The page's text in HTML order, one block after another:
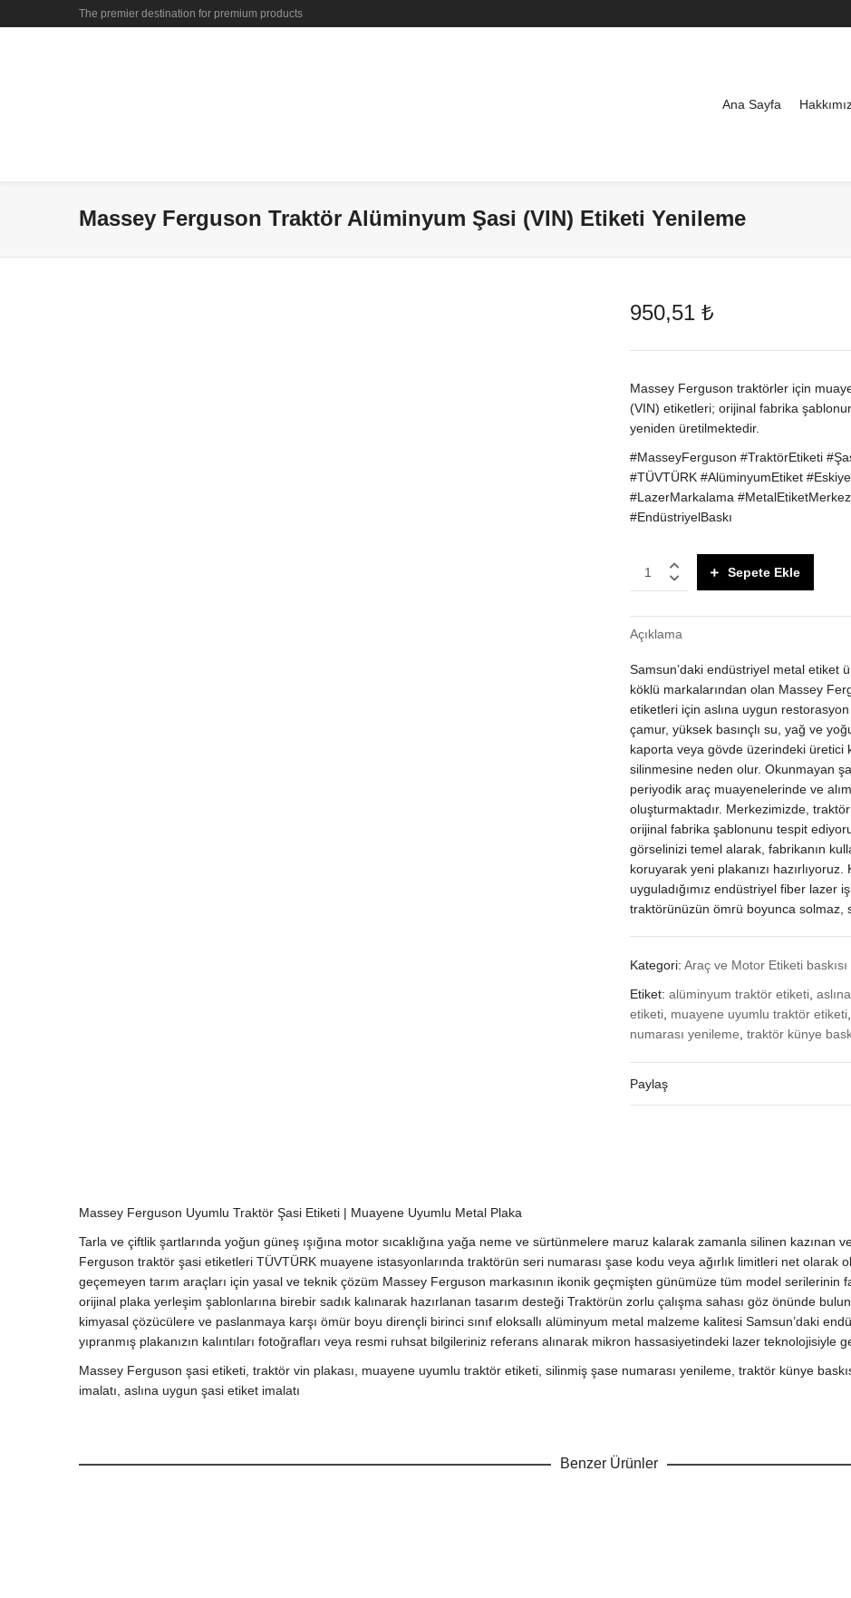
The premier destination for premium products
Ana Sayfa
Massey Ferguson Traktör Alüminyum Şasi (VIN) Etiketi Yenileme
950,51₺
Massey Ferguson traktörler için
(VIN) etiketleri; orijinal fabrika
yeniden üretilmektedir.
#MasseyFerguson #TraktörEtiketi
#TÜVTÜRK #AlüminyumEtiket
#LazerMarkalama
#EndüstriyelBaskı
Massey
Ferguson
Traktör
Şasi
|
Muayene
Uyumlu
Metal
Plaka
quantity
Sepete Ekle
Açıklama
Samsun’daki endüstriyel metal etiket
köklü markalarından olan Massey
etiketleri için aslına uygun
çamur, yüksek basınçlı su, yağ ve
kaporta veya gövde üzerindeki üretici
silinmesine neden olur. Okunmayan
periyodik araç muayenelerinde ve
oluşturmaktadır. Merkezimizde,
orijinal fabrika şablonunu tespit
görselinizi temel alarak, fabrikanın
koruyarak yeni plakanızı
uyguladığımız endüstriyel fiber lazer
traktörünüzün ömrü boyunca solmaz,
Kategori:Araç ve Motor Etiketi baskısı
Etiket:alüminyum traktör etiketi ,
etiketi muayene uyumlu traktör etiketi
numarası yenileme ,traktör künye
Paylaş
Massey Ferguson Uyumlu Traktör Şasi Etiketi | Muayene Uyumlu Metal Plaka
Tarla ve çiftlik şartlarında yoğun güneş ışığına motor sıcaklığına yağa neme ve sürtünmelere maruz kalarak zamanla silinen
Ferguson traktör şasi etiketleri TÜVTÜRK muayene istasyonlarında traktörün seri numarası şase kodu veya ağırlık limitleri net olarak
geçemeyen tarım araçları için yasal ve teknik çözüm Massey Ferguson markasının ikonik geçmişten günümüze tüm model serilerinin
orijinal plaka yerleşim şablonlarına birebir sadık kalınarak hazırlanan tasarım desteği Traktörün zorlu çalışma sahası göz önünde
kimyasal çözücülere ve paslanmaya karşı ömür boyu dirençli birinci sınıf eloksallı alüminyum metal malzeme kalitesi Samsun’daki
yıpranmış plakanızın kalıntıları fotoğrafları veya resmi ruhsat bilgileriniz referans alınarak mikron hassasiyetindeki lazer teknolojisiyle
Massey Ferguson şasi etiketi, traktör vin plakası, muayene uyumlu traktör etiketi, silinmiş şase numarası yenileme, traktör künye
imalatı, aslına uygun şasi etiket imalatı
Benzer Ürünler